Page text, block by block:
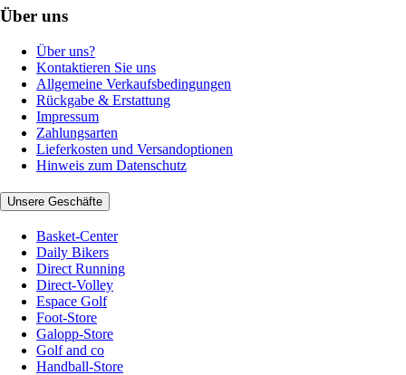
Über uns
Über uns?
Kontaktieren Sie uns
Allgemeine Verkaufsbedingungen
Rückgabe & Erstattung
Impressum
Zahlungsarten
Lieferkosten und Versandoptionen
Hinweis zum Datenschutz
Unsere Geschäfte
Basket-Center
Daily Bikers
Direct Running
Direct-Volley
Espace Golf
Foot-Store
Galopp-Store
Golf and co
Handball-Store